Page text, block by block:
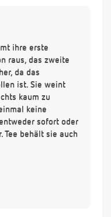
ihre erste
raus, das zweite
da das
ist. Sie weint
kaum zu
keine
sofort oder
Tee behält sie auch